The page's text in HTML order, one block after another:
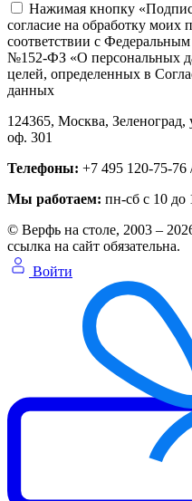
Нажимая кнопку
согласие на обработку моих
соответствии с
№152-ФЗ «О персональных
целей, определенных в
данных
124365, Москва, Зеленоград,
оф. 301
Телефоны: +7 495 120-75-76
Мы работаем: пн-сб с 10 до
© Верфь на столе, 2003 –
ссылка на сайт обязательна.
Войти